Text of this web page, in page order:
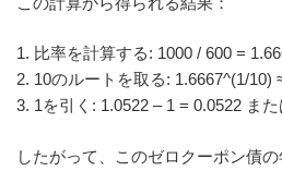
1. 比率を計算する: 1000 / 600 =
2. 10のルートを取る: 1.6667^(1/10)
3. 1を引く: 1.0522 – 1 = 0.0522 ま
したがって、このゼロクーポン債